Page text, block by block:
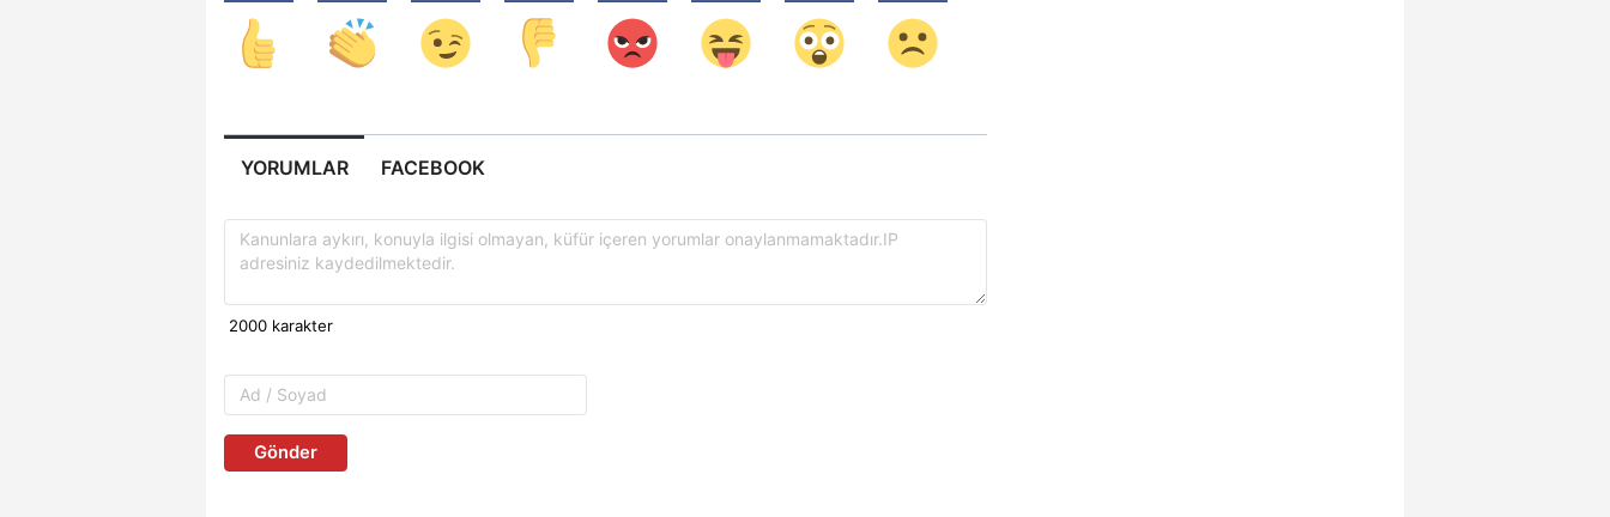
YORUMLAR FACEBOOK
Gönder